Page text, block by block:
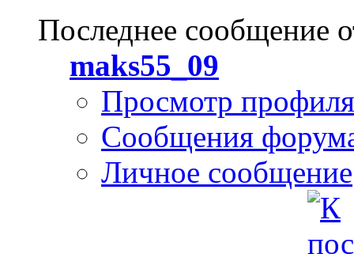
Последнее сообщение
maks55_09
Просмотр профиля
Сообщения
Личное сообщение